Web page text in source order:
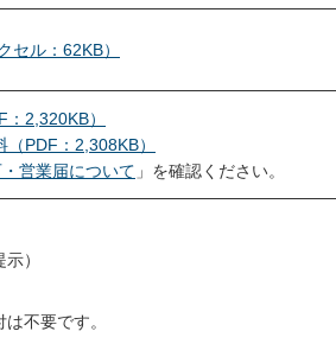
セル：62KB）
2,320KB）
PDF：2,308KB）
営業届について 」を確認ください。
）
不要です。